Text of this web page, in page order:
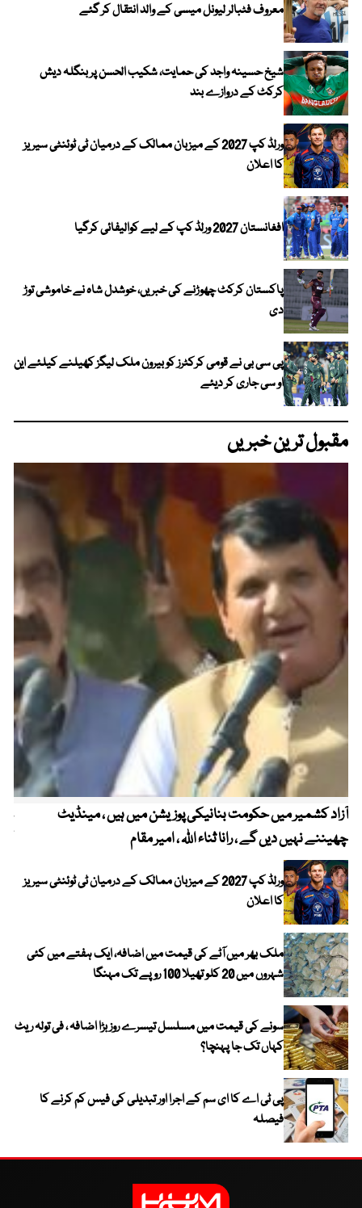
معروف فٹبالر لیونل میسی کے والد انتقال کر گئے
شیخ حسینہ واجد کی حمایت، شکیب الحسن پر بنگلہ دیش
کرکٹ کے دروازے بند
ورلڈ کپ 2027 کے میزبان ممالک کے درمیان ٹی ٹوئنٹی سیریز
کا اعلان
افغانستان 2027 ورلڈ کپ کے لیے کوالیفائی کرگیا
پاکستان کرکٹ چھوڑنے کی خبریں، خوشدل شاہ نے خاموشی توڑ
دی
پی سی بی نے قومی کرکٹرز کو بیرون ملک لیگز کھیلنے کیلئے این
او سی جاری کر دیئے
مقبول ترین خبریں
آزاد کشمیر میں حکومت بنانیکی پوزیشن میں ہیں ، مینڈیٹ
چھیننے نہیں دیں گے ، رانا ثناء اللہ ، امیر مقام
ورلڈ کپ 2027 کے میزبان ممالک کے درمیان ٹی ٹوئنٹی سیریز
کا اعلان
ملک بھر میں آٹے کی قیمت میں اضافہ، ایک ہفتے میں کئی
شہروں میں 20 کلو تھیلا 100 روپے تک مہنگا
سونے کی قیمت میں مسلسل تیسرے روز بڑا اضافہ ، فی تولہ ریٹ
کہاں تک جا پہنچا؟
پی ٹی اے کا ای سم کے اجرا اور تبدیلی کی فیس کم کرنے کا
فیصلہ